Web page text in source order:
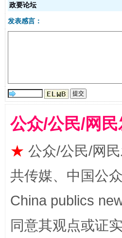
政要论坛
发表感言：
公众/公民/网
★ 公众/公民/网
共传媒、中国公
China publics
同意其观点或证